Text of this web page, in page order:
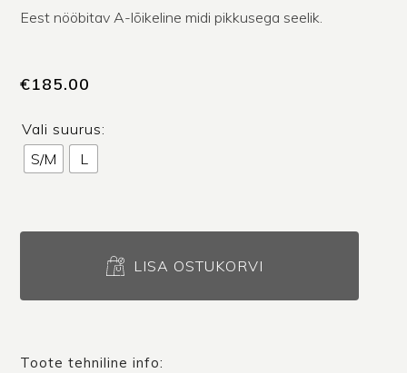
Eest nööbitav A-lõikeline midi pikkusega seelik.
€185.00
Vali suurus:
S/M
L
Tellimusel
LISA OSTUKORVI
Toote tehniline info: